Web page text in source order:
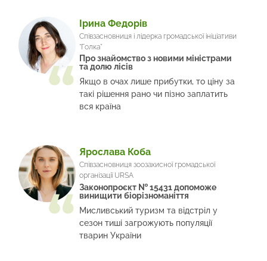
Ірина Федорів
Співзасновниця і лідерка громадської ініціативи
“Голка”
Про знайомство з новими міністрами
та долю лісів
Якщо в очах лише прибутки, то ціну за
такі рішення рано чи пізно заплатить
вся країна
Ярослава Коба
Співзасновниця зоозахисної громадської
організації URSA
Законопроєкт № 15431 допоможе
винищити біорізноманіття
Мисливський туризм та відстріл у
сезон тиші загрожують популяції
тварин України